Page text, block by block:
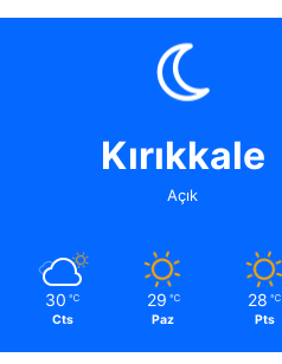
Kırıkkale
Açık
30 ℃
Cts
29 ℃
Paz
28 ℃
Pts